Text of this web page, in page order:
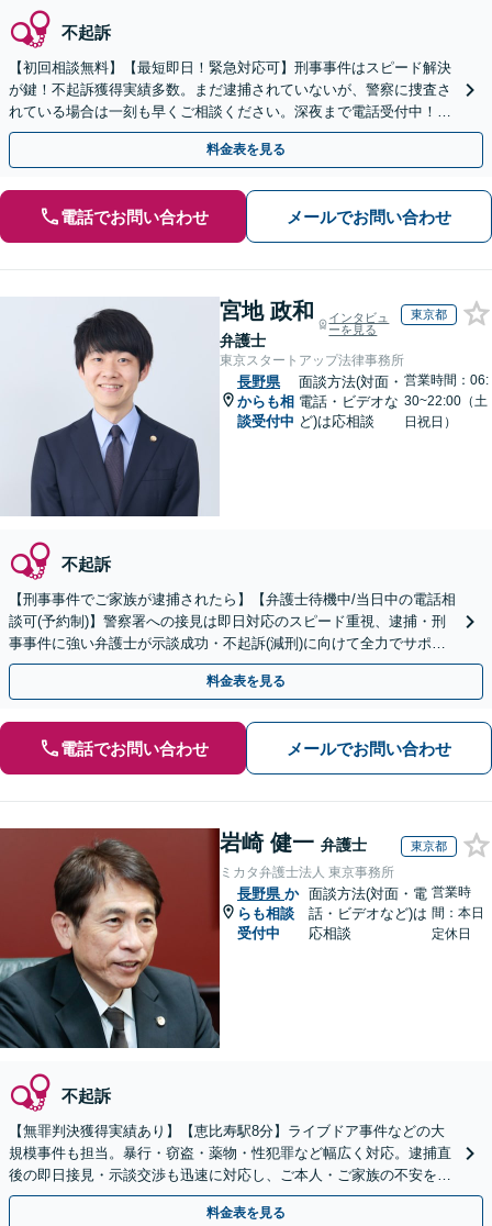
不起訴
【初回相談無料】【最短即日！緊急対応可】刑事事件はスピード解決
が鍵！不起訴獲得実績多数。まだ逮捕されていないが、警察に捜査さ
れている場合は一刻も早くご相談ください。深夜まで電話受付中！痴
漢／盗撮／のぞき／その他性犯罪など
料金表を見る
電話でお問い合わせ メールでお問い合わせ
宮地 政和
弁護士
インタビュ
ーを見る
東京都
東京スタートアップ法律事務所
長野県
からも相
談受付中
面談方法(対面・
電話・ビデオな
ど)は応相談
営業時間：06:
30~22:00（土
日祝日）
不起訴
【刑事事件でご家族が逮捕されたら】【弁護士待機中/当日中の電話相
談可(予約制)】警察署への接見は即日対応のスピード重視、逮捕・刑
事事件に強い弁護士が示談成功・不起訴(減刑)に向けて全力でサポー
トします。【加害者側の相談専門】
料金表を見る
電話でお問い合わせ メールでお問い合わせ
岩崎 健一 弁護士 東京都
ミカタ弁護士法人 東京事務所
長野県 か
らも相談
受付中
面談方法(対面・電
話・ビデオなど)は
応相談
営業時
間：本日
定休日
不起訴
【無罪判決獲得実績あり】【恵比寿駅8分】ライブドア事件などの大
規模事件も担当。暴行・窃盗・薬物・性犯罪など幅広く対応。逮捕直
後の即日接見・示談交渉も迅速に対応し、ご本人・ご家族の不安を最
小限に抑えます。【初回相談可能】【WEB面談可能】
料金表を見る